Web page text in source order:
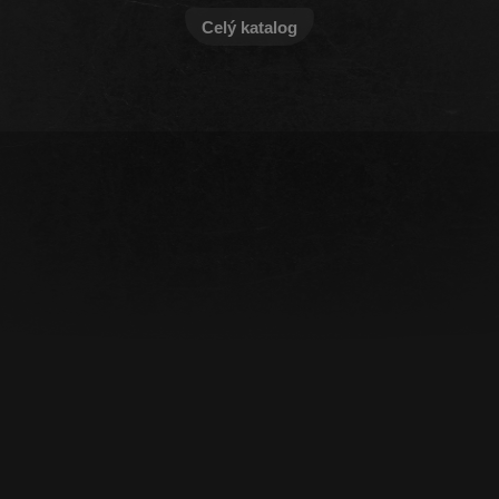
Celý katalog